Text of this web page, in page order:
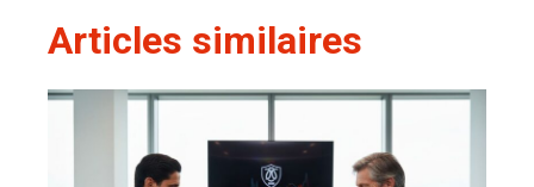
Articles similaires